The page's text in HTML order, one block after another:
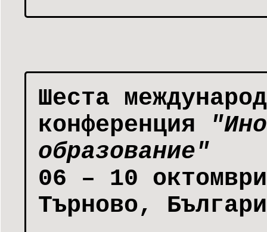
Шеста
конференция
образование"
06 – 10
Търново,